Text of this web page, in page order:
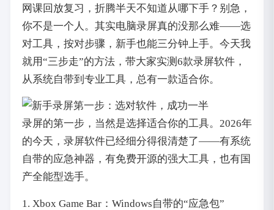
网课回放复习，折腾半天不知道从哪下手？别急，
你不是一个人。其实电脑录屏真的没那么难——选
对工具，按对步骤，新手也能三分钟上手。今天我
就用“三步走”的方法，带大家实测6款录屏软件，
从系统自带到专业工具，总有一款适合你。
第一步：选对软件，成功一半
录屏的第一步，当然是选择适合你的工具。2026年
的今天，录屏软件已经细分得很清楚了——有系统
自带的应急神器，有免费开源的强大工具，也有国
产全能型选手。
1. Xbox Game Bar：Windows自带的“应急包”